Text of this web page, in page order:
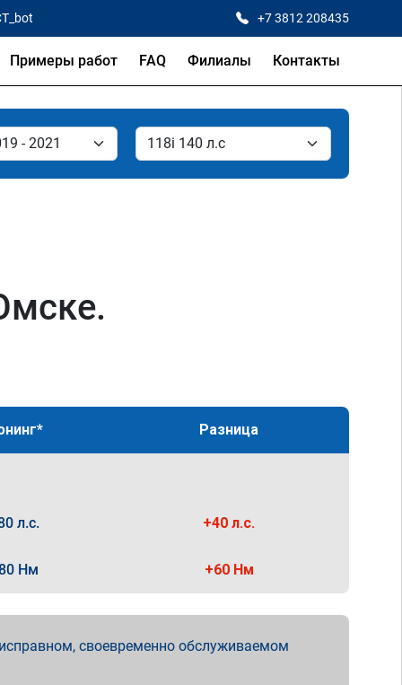
+7 3812 208435
Примеры работ FAQ Филиалы Контакты
Разница
л.с. +40 л.с.
Нм +60 Нм
своевременно обслуживаемом